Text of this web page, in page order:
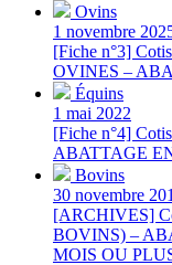
Ovins
1 novembre
[Fiche n°3]
OVINES –
Équins
1 mai 2022
[Fiche n°4]
ABATTAGE
Bovins
30 novembre
[ARCHIVES]
BOVINS) –
MOIS OU